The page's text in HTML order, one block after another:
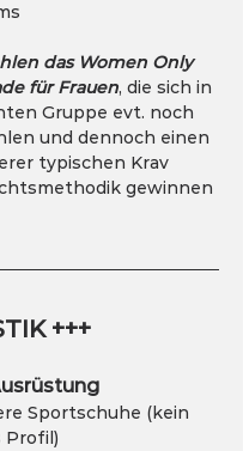
das Women Only
für Frauen, die sich in
Gruppe evt. noch
und dennoch einen
typischen Krav
gewinnen
+++
Sportschuhe (kein
Profil)